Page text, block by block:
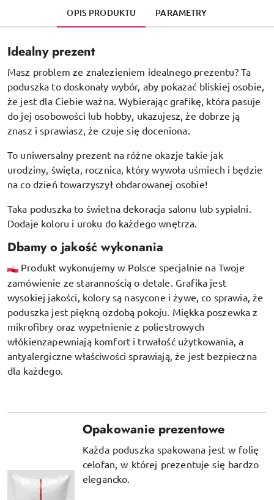
OPIS PRODUKTU PARAMETRY
Idealny prezent
Masz problem ze znalezieniem idealnego prezentu? Ta
poduszka to doskonały wybór, aby pokazać bliskiej osobie,
że jest dla Ciebie ważna. Wybierając grafikę, która pasuje
do jej osobowości lub hobby, ukazujesz, że dobrze ją
znasz i sprawiasz, że czuje się doceniona.
To uniwersalny prezent na różne okazje takie jak
urodziny, święta, rocznica, który wywoła uśmiech i będzie
na co dzień towarzyszył obdarowanej osobie!
Taka poduszka to świetna dekoracja salonu lub sypialni.
Dodaje koloru i uroku do każdego wnętrza.
Dbamy o jakość wykonania
Produkt wykonujemy w Polsce specjalnie na Twoje
zamówienie ze starannością o detale. Grafika jest
wysokiej jakości, kolory są nasycone i żywe, co sprawia, że
poduszka jest piękną ozdobą pokoju. Miękka poszewka z
mikrofibry oraz wypełnienie z poliestrowych
włókienzapewniają komfort i trwałość użytkowania, a
antyalergiczne właściwości sprawiają, że jest bezpieczna
dla każdego.
Opakowanie prezentowe
Każda poduszka spakowana jest w folię
celofan, w której prezentuje się bardzo
elegancko.